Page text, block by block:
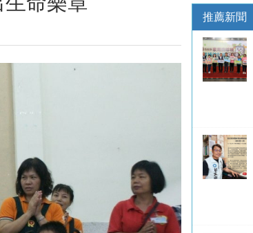
推薦新聞